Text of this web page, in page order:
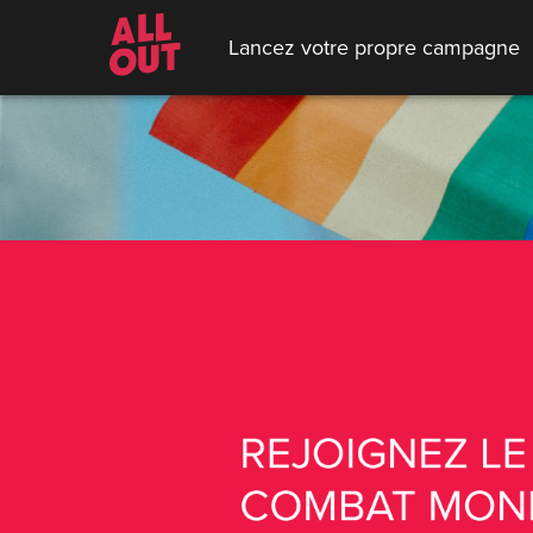
Lancez votre propre campagne